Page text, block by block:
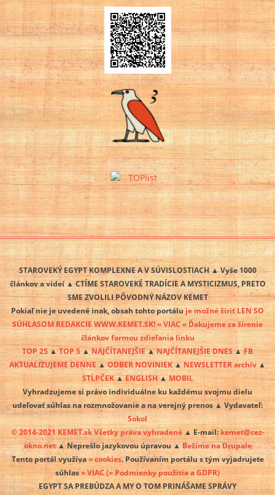
STAROVEKÝ EGYPT KOMPLEXNE A V SÚVISLOSTIACH ▲ Vyše 1000
článkov a videí ▲ CTÍME STAROVEKÉ TRADÍCIE A MYSTICIZMUS, PRETO
SME ZVOLILI PÔVODNÝ NÁZOV KEMET
Pokiaľ nie je uvedené inak, obsah tohto portálu je možné šíriť LEN SO
SÚHLASOM REDAKCIE WWW.KEMET.SK! » VIAC « Ďakujeme za šírenie
článkov formou zdieľania linku
TOP 25 ▲ TOP 5▲NAJČÍTANEJŠIE▲NAJČÍTANEJŠIE DNES ▲FB
AKTUALIZUJEME DENNE▲ODBER NOVINIEK▲ NEWSLETTER archív ▲
STĹPČEK▲ENGLISH▲MOBIL
Vyhradzujeme si právo individuálne ku každému svojmu dielu
udeľovať súhlas na rozmnožovanie a na verejný prenos ▲ Vydavateľ:
Sokol
© 2014-2021 KEMET.sk Všetky práva vyhradené▲ E-mail: kemet@cez-
okno.net▲ Neprešlo jazykovou úpravou ▲ Bežíme na Drupale
Tento portál využíva» cookies. Používaním portálu s tým vyjadrujete
súhlas» VIAC(» Podmienky použitia a GDPR)
EGYPT SA PREBÚDZA A MY O TOM PRINÁŠAME SPRÁVY